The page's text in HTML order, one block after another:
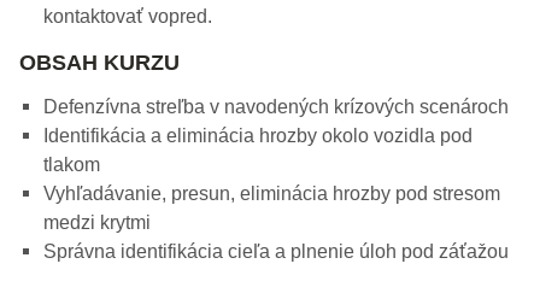
kontaktovať vopred.
OBSAH KURZU
Defenzívna streľba v navodených krízových scenároch
Identifikácia a eliminácia hrozby okolo vozidla pod
tlakom
Vyhľadávanie, presun, eliminácia hrozby pod stresom
medzi krytmi
Správna identifikácia cieľa a plnenie úloh pod záťažou